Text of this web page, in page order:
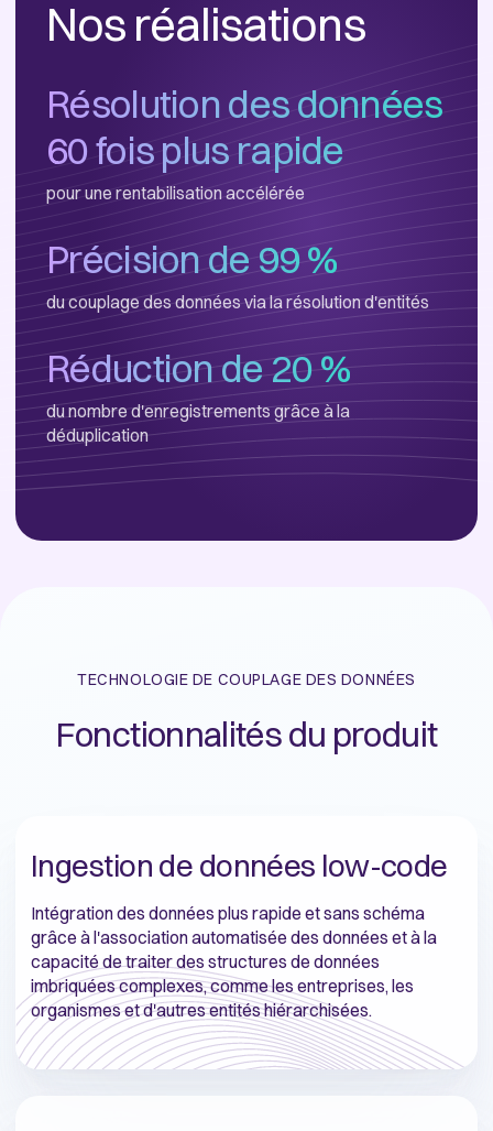
Nos réalisations
Résolution des données
60 fois plus rapide
pour une rentabilisation accélérée
Précision de 99 %
du couplage des données via la résolution d'entités
Réduction de 20 %
du nombre d'enregistrements grâce à la
déduplication
TECHNOLOGIE DE COUPLAGE DES DONNÉES
Fonctionnalités du produit
Ingestion de données low-code
Intégration des données plus rapide et sans schéma
grâce à l'association automatisée des données et à la
capacité de traiter des structures de données
imbriquées complexes, comme les entreprises, les
organismes et d'autres entités hiérarchisées.